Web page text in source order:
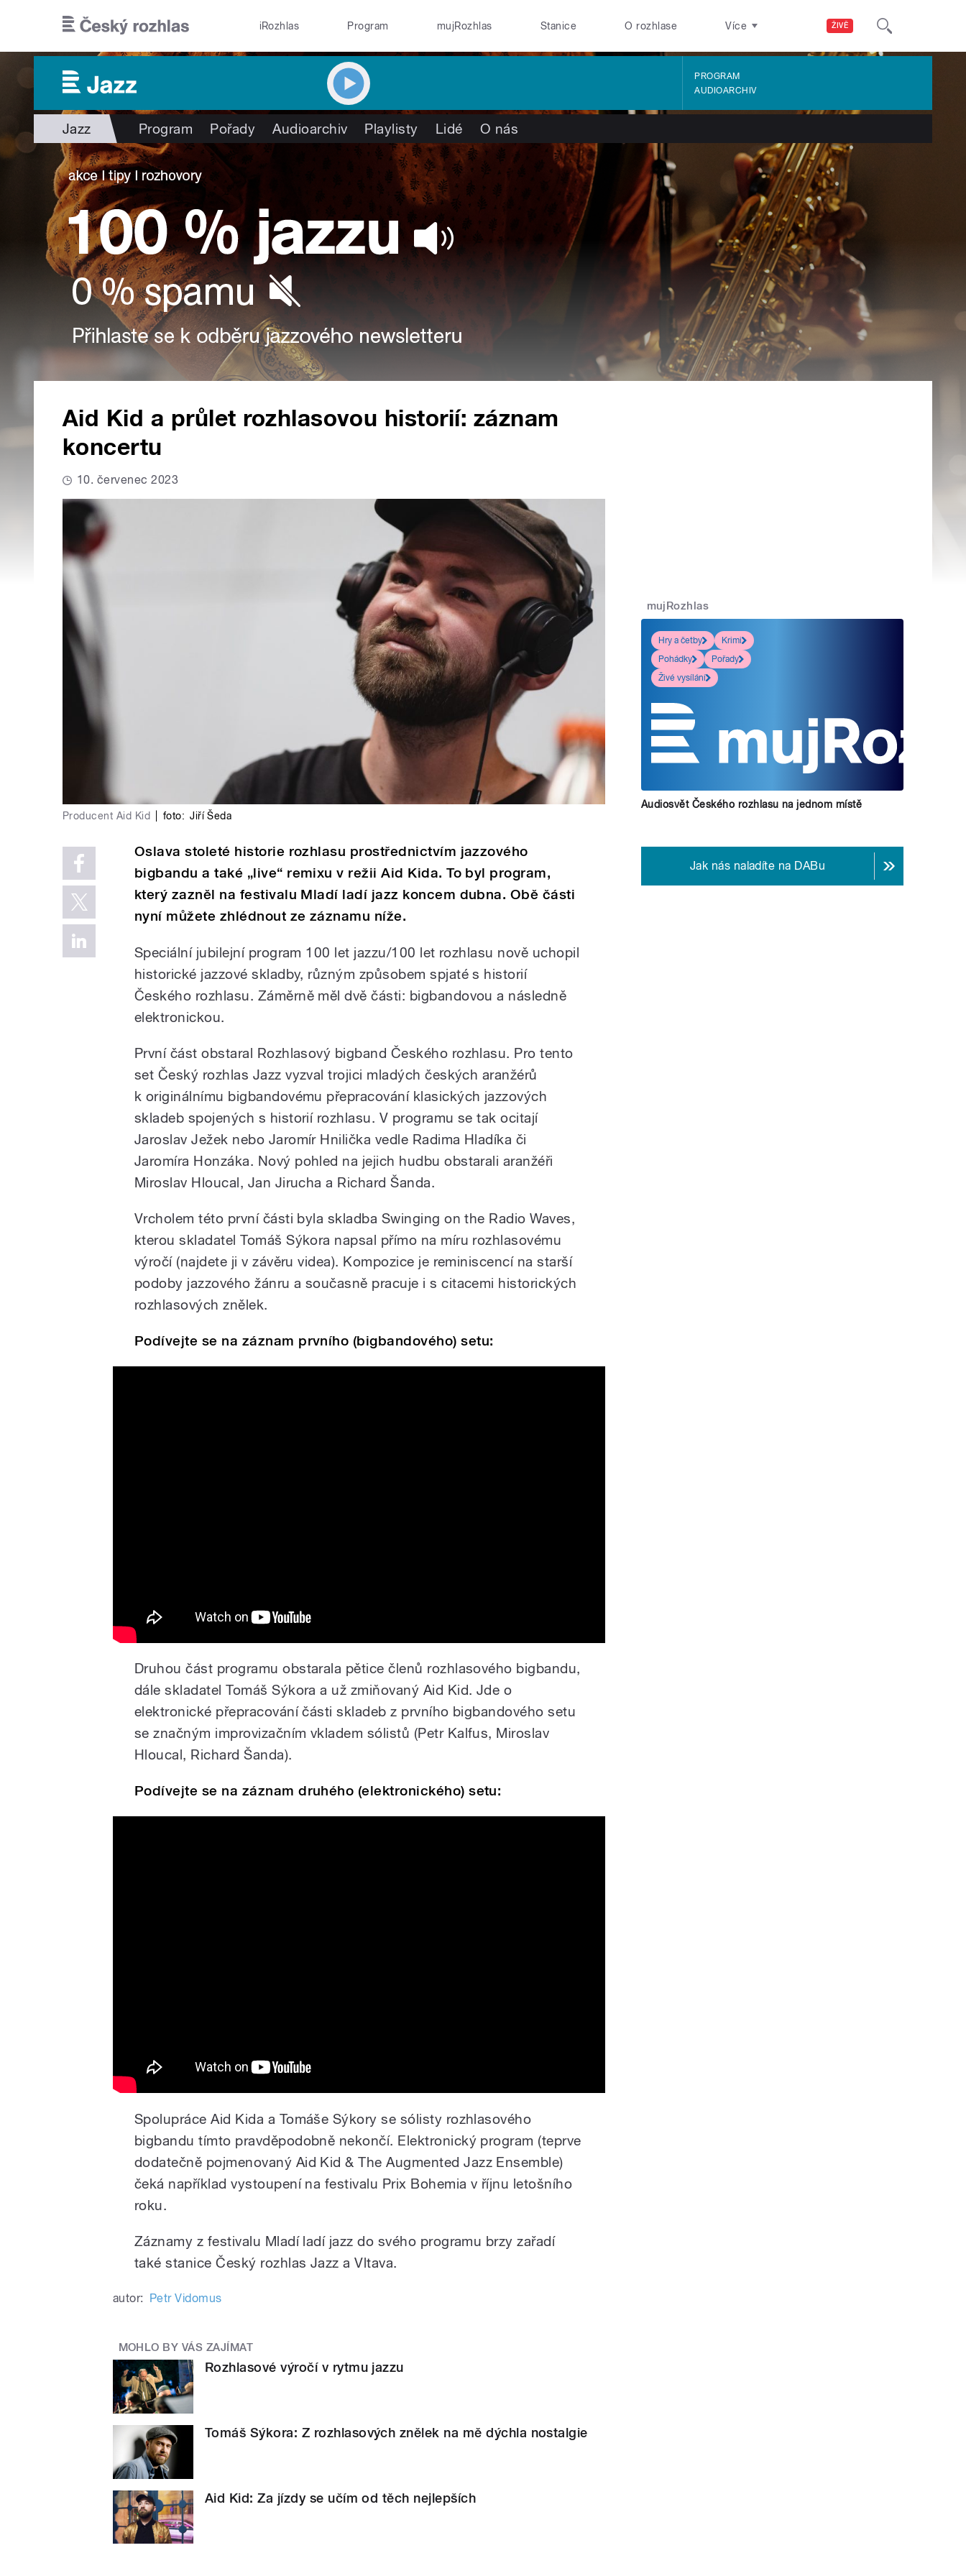
ŽIVĚ
iRozhlas Program mujRozhlas Stanice O rozhlase Více
PROGRAM
AUDIOARCHIV
Jazz Program Pořady Audioarchiv Playlisty Lidé O nás
Aid Kid a průlet rozhlasovou historií: záznam
koncertu
10. červenec 2023
Producent Aid Kid foto: Jiří Šeda
Oslava stoleté historie rozhlasu prostřednictvím jazzového
bigbandu a také „live“ remixu v režii Aid Kida. To byl program,
který zazněl na festivalu Mladí ladí jazz koncem dubna. Obě části
nyní můžete zhlédnout ze záznamu níže.
Speciální jubilejní program 100 let jazzu/100 let rozhlasu nově uchopil
historické jazzové skladby, různým způsobem spjaté s historií
Českého rozhlasu. Záměrně měl dvě části: bigbandovou a následně
elektronickou.
První část obstaral Rozhlasový bigband Českého rozhlasu. Pro tento
set Český rozhlas Jazz vyzval trojici mladých českých aranžérů
k originálnímu bigbandovému přepracování klasických jazzových
skladeb spojených s historií rozhlasu. V programu se tak ocitají
Jaroslav Ježek nebo Jaromír Hnilička vedle Radima Hladíka či
Jaromíra Honzáka. Nový pohled na jejich hudbu obstarali aranžéři
Miroslav Hloucal, Jan Jirucha a Richard Šanda.
Vrcholem této první části byla skladba Swinging on the Radio Waves,
kterou skladatel Tomáš Sýkora napsal přímo na míru rozhlasovému
výročí (najdete ji v závěru videa). Kompozice je reminiscencí na starší
podoby jazzového žánru a současně pracuje i s citacemi historických
rozhlasových znělek.
Podívejte se na záznam prvního (bigbandového) setu:
Druhou část programu obstarala pětice členů rozhlasového bigbandu,
dále skladatel Tomáš Sýkora a už zmiňovaný Aid Kid. Jde o
elektronické přepracování části skladeb z prvního bigbandového setu
se značným improvizačním vkladem sólistů (Petr Kalfus, Miroslav
Hloucal, Richard Šanda).
Podívejte se na záznam druhého (elektronického) setu:
Spolupráce Aid Kida a Tomáše Sýkory se sólisty rozhlasového
bigbandu tímto pravděpodobně nekončí. Elektronický program (teprve
dodatečně pojmenovaný Aid Kid & The Augmented Jazz Ensemble)
čeká například vystoupení na festivalu Prix Bohemia v říjnu letošního
roku.
Záznamy z festivalu Mladí ladí jazz do svého programu brzy zařadí
také stanice Český rozhlas Jazz a Vltava.
autor: Petr Vidomus
MOHLO BY VÁS ZAJÍMAT
Rozhlasové výročí v rytmu jazzu
Tomáš Sýkora: Z rozhlasových znělek na mě dýchla nostalgie
Aid Kid: Za jízdy se učím od těch nejlepších
mujRozhlas
Hry a četby
Krimi
Pohádky
Pořady
Živé vysílání
Audiosvět Českého rozhlasu na jednom místě
Jak nás naladíte na DABu